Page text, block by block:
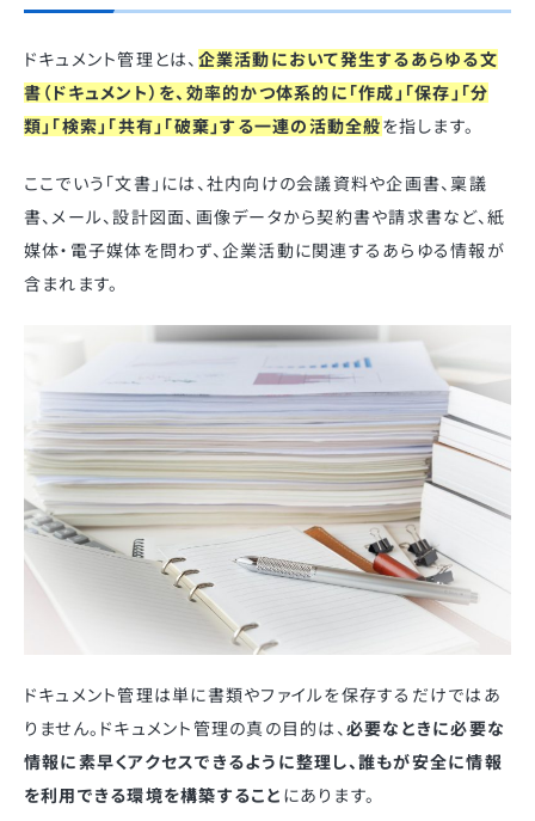
ドキュメント管理とは、 企業活動において発生するあらゆる文
書（ドキュメント）を、効率的かつ体系的に「作成」「保存」「分
類」「検索」「共有」「破棄」する一連の活動全般を指します。
ここでいう「文書」には、社内向けの会議資料や企画書、稟議
書、メール、設計図面、画像データから契約書や請求書など、紙
媒体・電子媒体を問わず、企業活動に関連するあらゆる情報が
含まれます。
ドキュメント管理は単に書類やファイルを保存するだけではあ
りません。ドキュメント管理の真の目的は、 必要なときに必要な
情報に素早くアクセスできるように整理し、誰もが安全に情報
を利用できる環境を構築すること にあります。